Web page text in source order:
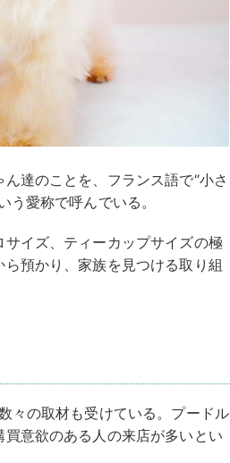
達のことを、フランス語で“小さ
愛称で呼んでいる。
イズ、ティーカップサイズの極
預かり、家族を見つける取り組
々の取材も受けている。プードル
意欲のある人の来店が多いとい